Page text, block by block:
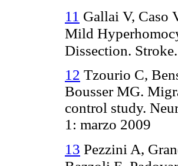
11 Gallai V, Caso
Mild
Dissection.
12 Tzourio C,
Bousser MG.
control study.
1: marzo 2009
13 Pezzini A,